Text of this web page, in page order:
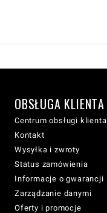
OBSŁUGA KLIENTA
Centrum obsługi klienta
Kontakt
Wysyłka i zwroty
Status zamówienia
Informacje o gwarancji
Zarządzanie danymi
Oferty i promocje